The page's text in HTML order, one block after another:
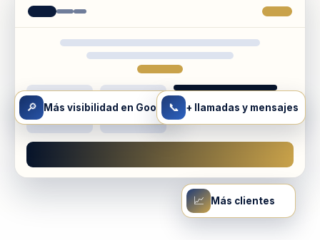
🔎 Más visibilidad en Google📞 + llamadas y mensajes
📈 Más clientes